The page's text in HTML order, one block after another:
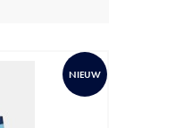
NIEUW